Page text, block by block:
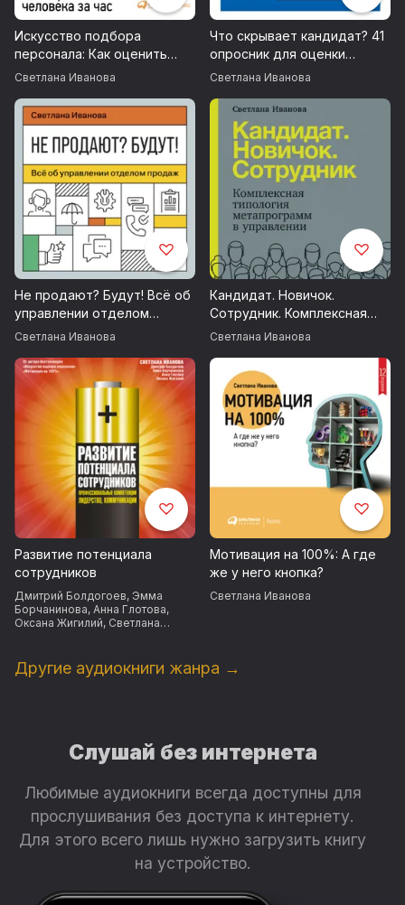
Искусство подбора
персонала: Как оценить
человека за час
Светлана Иванова
Что скрывает кандидат? 41
опросник для оценки
факторов риска при
Светлана Иванова
Не продают? Будут! Всё об
управлении отделом
продаж
Светлана Иванова
Кандидат. Новичок.
Сотрудник. Комплексная
типология метапрограмм в
Светлана Иванова
Развитие потенциала
сотрудников
Дмитрий Болдогоев, Эмма
Борчанинова, Анна Глотова,
Оксана Жигилий, Светлана
Мотивация на 100%: А где
же у него кнопка?
Светлана Иванова
Другие аудиокниги жанра →
Слушай без интернета
Любимые аудиокниги всегда доступны для
прослушивания без доступа к интернету.
Для этого всего лишь нужно загрузить книгу
на устройство.